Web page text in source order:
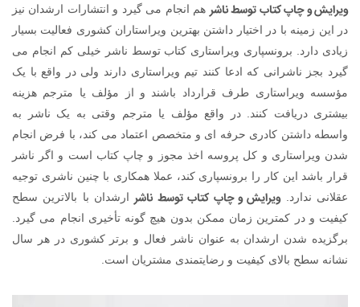
ویرایش و چاپ کتاب توسط ناشر هم انجام می گیرد و انتشارات ارشدان نیز
در این زمینه با در اختیار داشتن بهترین ویراستاران کشوری فعالیت بسیار
زیادی دارد. برونسپاری ویراستاری کتاب توسط ناشر خیلی کم انجام می
گیرد بجز ناشرانی که ادعا کنند تیم ویراستاری دارند ولی در واقع با یک
مؤسسه ویراستاری طرف قرارداد باشند و از مؤلف یا مترجم هزینه
بیشتری دریافت کنند. در واقع مؤلف یا مترجم وقتی به یک ناشر به
واسطه داشتن کادری حرفه ای و متخصص اعتماد می کند، با فرض انجام
شدن ویراستاری و کل پروسه اخذ مجوز و چاپ کتاب است و اگر ناشر
قرار باشد این کار را برونسپاری کند، عملا همکاری با چنین ناشری توجیه
عقلانی ندارد.ویرایش و چاپ کتاب توسط ناشر ارشدان با بالاترین سطح
کیفیت و در کمترین زمان ممکن بدون هیچ گونه تأخیری انجام می گیرد.
برگزیده شدن ارشدان به عنوان ناشر فعال و برتر کشوری در هر سال
نشانه سطح بالای کیفیت و رضایتمندی مشتریان است.